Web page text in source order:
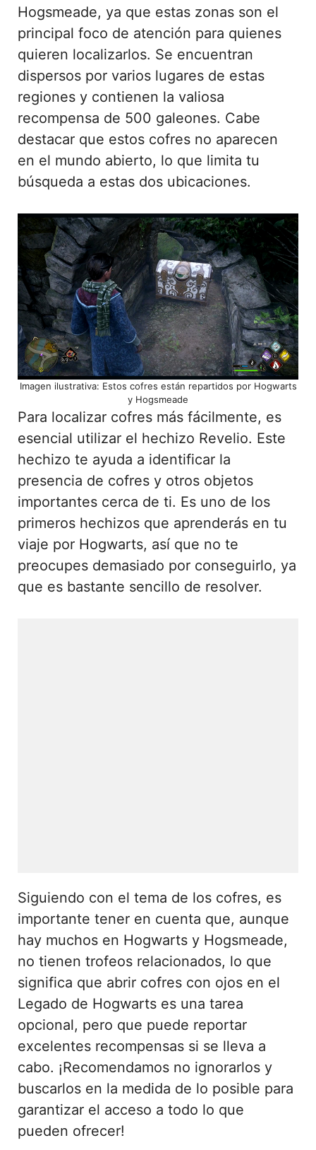
Hogsmeade, ya que estas zonas son el
principal foco de atención para quienes
quieren localizarlos. Se encuentran
dispersos por varios lugares de estas
regiones y contienen la valiosa
recompensa de 500 galeones. Cabe
destacar que estos cofres no aparecen
en el mundo abierto, lo que limita tu
búsqueda a estas dos ubicaciones.
Imagen ilustrativa: Estos cofres están repartidos por Hogwarts
y Hogsmeade
Para localizar cofres más fácilmente, es
esencial utilizar el hechizo Revelio. Este
hechizo te ayuda a identificar la
presencia de cofres y otros objetos
importantes cerca de ti. Es uno de los
primeros hechizos que aprenderás en tu
viaje por Hogwarts, así que no te
preocupes demasiado por conseguirlo, ya
que es bastante sencillo de resolver.
Siguiendo con el tema de los cofres, es
importante tener en cuenta que, aunque
hay muchos en Hogwarts y Hogsmeade,
no tienen trofeos relacionados, lo que
significa que abrir cofres con ojos en el
Legado de Hogwarts es una tarea
opcional, pero que puede reportar
excelentes recompensas si se lleva a
cabo. ¡Recomendamos no ignorarlos y
buscarlos en la medida de lo posible para
garantizar el acceso a todo lo que
pueden ofrecer!